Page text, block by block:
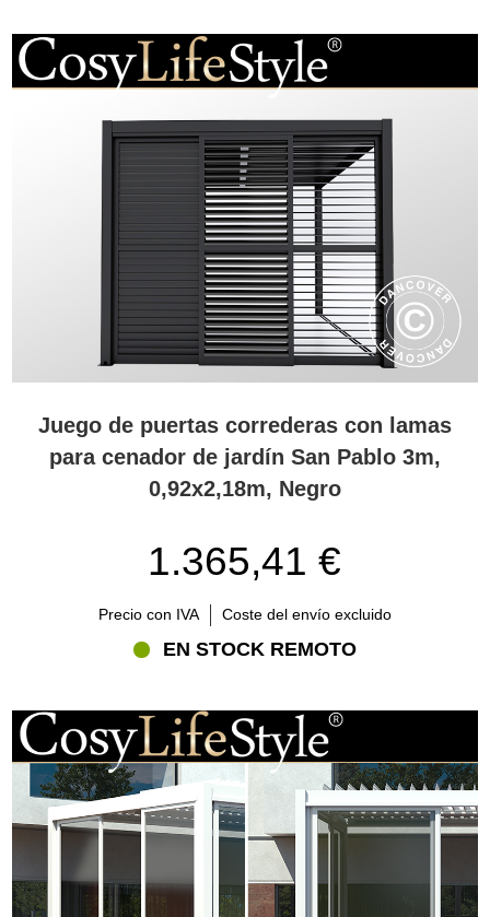
Juego de puertas correderas con lamas
para cenador de jardín San Pablo 3m,
0,92x2,18m, Negro
1.365,41 €
Precio con IVA Coste del envío excluido
EN STOCK REMOTO